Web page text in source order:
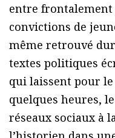
entre frontalement
convictions de
même retrouvé
textes politiques
qui laissent pour
quelques heures,
réseaux sociaux à